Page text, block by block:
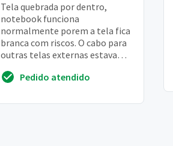
Tela quebrada por dentro,
notebook funciona
normalmente porem a tela fica
branca com riscos. O cabo para
outras telas externas estava
houve uma atualização no...
Pedido atendido